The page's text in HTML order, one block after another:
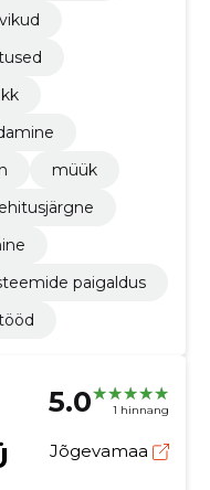
müük
ehitusjärgne
paigaldus
5.0 1 hinnang
Jõgevamaa